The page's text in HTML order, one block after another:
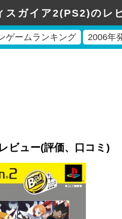
スガイア2(PS2)のレ
ゲームランキング 2006年
ビュー(評価、口コミ)